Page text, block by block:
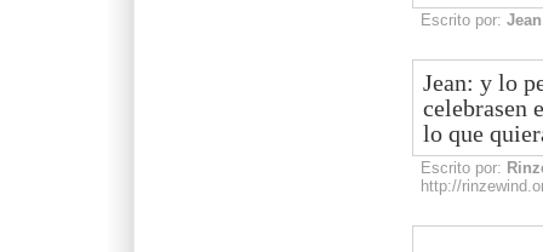
Escrito por: Jean
Jean: y lo
celebrasen
lo que
Escrito por:
http://